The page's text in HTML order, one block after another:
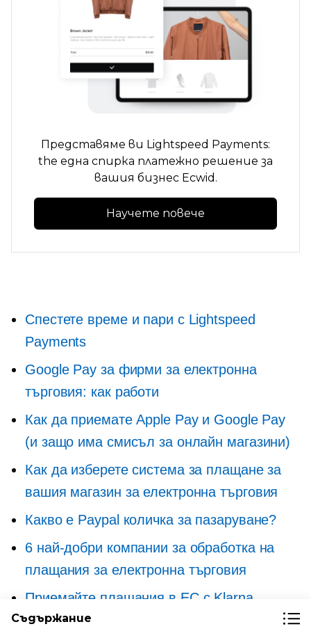
Представяме ви Lightspeed Payments:
the една спирка платежно решение за
вашия бизнес Ecwid.
Научете повече
Спестете време и пари с Lightspeed
Payments
Google Pay за фирми за електронна
търговия: как работи
Как да приемате Apple Pay и Google Pay
(и защо има смисъл за онлайн магазини)
Как да изберете система за плащане за
вашия магазин за електронна търговия
Какво е Paypal количка за пазаруване?
6 най-добри компании за обработка на
плащания за електронна търговия
Приемайте плащания в ЕС с Klarna,
PayPal Plus, iDeal, Giropay, Sofort и SEPA
Съдържание